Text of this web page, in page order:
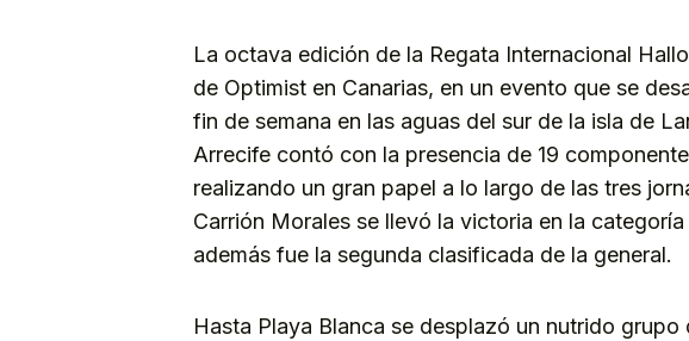
La octava edición de la Regata Internacional
de Optimist en Canarias, en un evento que se
fin de semana en las aguas del sur de la isla de
Arrecife contó con la presencia de 19
realizando un gran papel a lo largo de las tres
Carrión Morales se llevó la victoria en la categoría
además fue la segunda clasificada de la general.
Hasta Playa Blanca se desplazó un nutrido grupo